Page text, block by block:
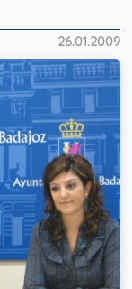
26.01.2009